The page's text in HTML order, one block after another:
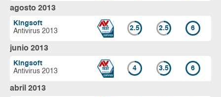
agosto 2013
Kingsoft
Antivirus 2013
2.5 2.5 6
junio 2013
Kingsoft
Antivirus 2013
4 3.5 6
abril 2013